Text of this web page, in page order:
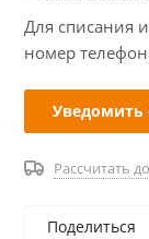
Для списания
номер
Уведомить
Рассчитать
Поделиться